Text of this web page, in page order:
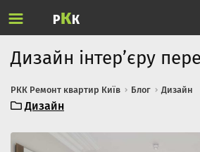
РКК
Дизайн інтер’єру
РКК Ремонт квартир Київ Блог Дизайн
31.05.20190
ЮрийДизайн